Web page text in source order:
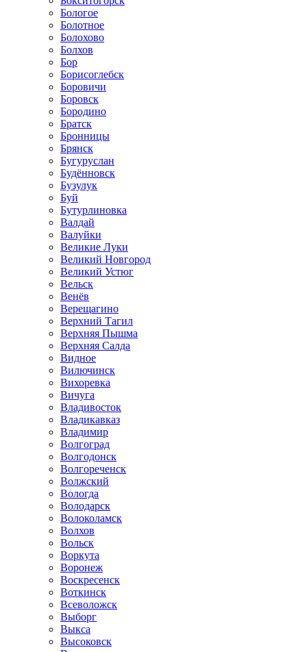
Бологое
Болотное
Болохово
Болхов
Бор
Борисоглебск
Боровичи
Боровск
Бородино
Братск
Бронницы
Брянск
Бугуруслан
Будённовск
Бузулук
Буй
Бутурлиновка
Валдай
Валуйки
Великие Луки
Великий Новгород
Великий Устюг
Вельск
Венёв
Верещагино
Верхний Тагил
Верхняя Пышма
Верхняя Салда
Видное
Вилючинск
Вихоревка
Вичуга
Владивосток
Владикавказ
Владимир
Волгоград
Волгодонск
Волгореченск
Волжский
Вологда
Володарск
Волоколамск
Волхов
Вольск
Воркута
Воронеж
Воскресенск
Воткинск
Всеволожск
Выборг
Выкса
Высоковск